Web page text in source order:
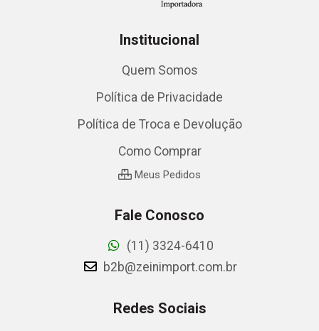
Institucional
Quem Somos
Política de Privacidade
Política de Troca e Devolução
Como Comprar
Meus Pedidos
Fale Conosco
(11) 3324-6410
b2b@zeinimport.com.br
Redes Sociais